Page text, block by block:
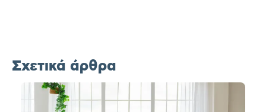
Σχετικά άρθρα